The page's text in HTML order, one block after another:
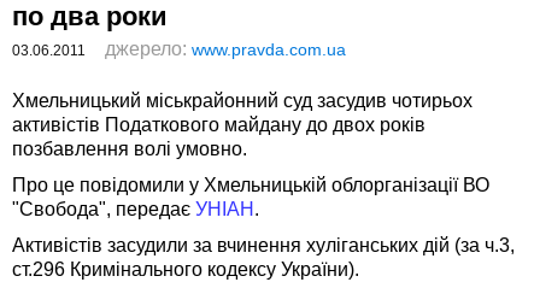
по два роки
03.06.2011 джерело: www.pravda.com.ua
Хмельницький міськрайонний суд засудив чотирьох
активістів Податкового майдану до двох років
позбавлення волі умовно.
Про це повідомили у Хмельницькій облорганізації ВО
"Свобода", передає УНІАН .
Активістів засудили за вчинення хуліганських дій (за ч.3,
ст.296 Кримінального кодексу України).